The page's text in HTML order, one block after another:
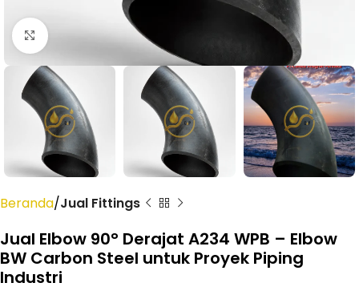
Click to enlarge
Beranda Jual Fittings
Jual Elbow 90° Derajat A234 WPB – Elbow
BW Carbon Steel untuk Proyek Piping
Industri